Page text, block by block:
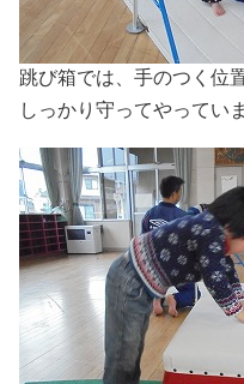
跳び箱では、手のつく位
しっかり守ってやってい